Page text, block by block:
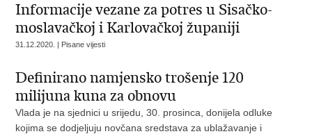
Informacije vezane za potres u Sisačko-
moslavačkoj i Karlovačkoj županiji
31.12.2020. | Pisane vijesti
Definirano namjensko trošenje 120
milijuna kuna za obnovu
​Vlada je na sjednici u srijedu, 30. prosinca, donijela odluke
kojima se dodjeljuju novčana sredstava za ublažavanje i